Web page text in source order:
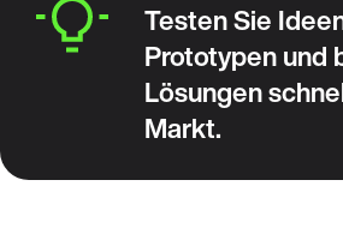
Testen Sie
Prototypen und
Lösungen
Markt.